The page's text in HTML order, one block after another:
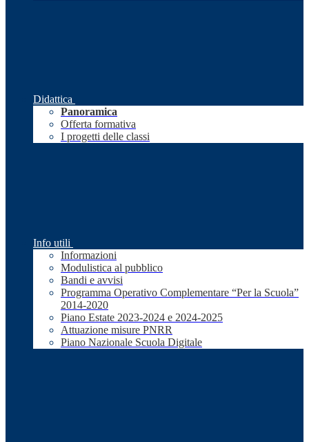
Didattica
Panoramica
Offerta formativa
I progetti delle classi
Info utili
Informazioni
Modulistica al pubblico
Bandi e avvisi
Programma Operativo Complementare “Per la Scuola”
2014-2020
Piano Estate 2023-2024 e 2024-2025
Attuazione misure PNRR
Piano Nazionale Scuola Digitale